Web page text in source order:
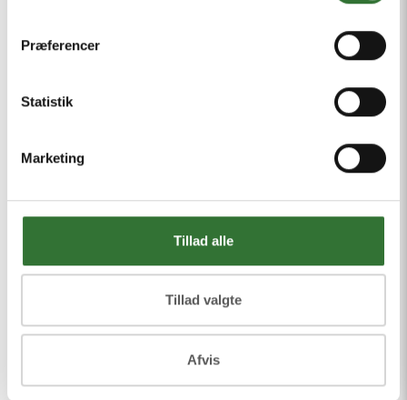
Præferencer
Statistik
Marketing
Tillad alle
Tillad valgte
Afvis